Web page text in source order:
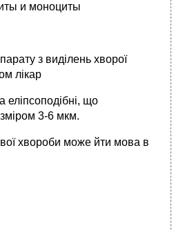
и моноциты
з виділень хворої
лікар
еліпсоподібні, що
3-6 мкм.
хвороби може йти мова в